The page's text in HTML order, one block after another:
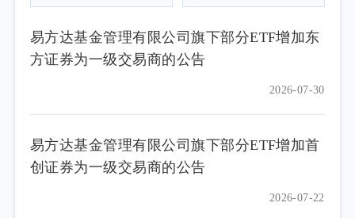
易方达基金管理有限公司旗下部分ETF增加东
方证券为一级交易商的公告
2026-07-30
易方达基金管理有限公司旗下部分ETF增加首
创证券为一级交易商的公告
2026-07-22